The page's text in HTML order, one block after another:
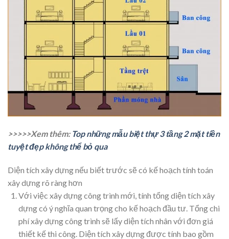
>>>>>Xem thêm: Top những mẫu biệt thự 3 tầng 2 mặt tiền
tuyệt đẹp không thể bỏ qua
Diện tích xây dựng nếu biết trước sẽ có kế hoạch tính toán
xây dựng rõ ràng hơn
Với việc xây dựng công trình mới, tính tổng diện tích xây
dựng có ý nghĩa quan trọng cho kế hoạch đầu tư. Tổng chi
phí xây dựng công trình sẽ lấy diện tích nhân với đơn giá
thiết kế thi công. Diện tích xây dựng được tính bao gồm